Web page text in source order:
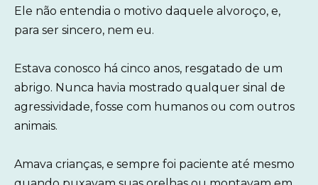
Ele não entendia o motivo daquele alvoroço, e,
para ser sincero, nem eu.
Estava conosco há cinco anos, resgatado de um
abrigo. Nunca havia mostrado qualquer sinal de
agressividade, fosse com humanos ou com outros
animais.
Amava crianças, e sempre foi paciente até mesmo